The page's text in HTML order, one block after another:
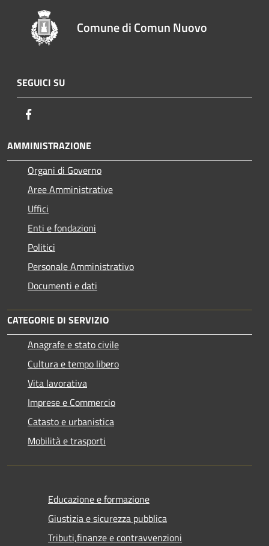
Comune di Comun Nuovo
SEGUICI SU
AMMINISTRAZIONE
Organi di Governo
Aree Amministrative
Uffici
Enti e fondazioni
Politici
Personale Amministrativo
Documenti e dati
CATEGORIE DI SERVIZIO
Anagrafe e stato civile
Cultura e tempo libero
Vita lavorativa
Imprese e Commercio
Catasto e urbanistica
Mobilità e trasporti
Educazione e formazione
Giustizia e sicurezza pubblica
Tributi,finanze e contravvenzioni